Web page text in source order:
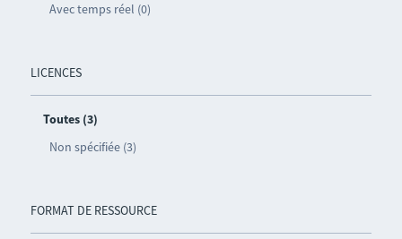
Avec temps réel (0)
LICENCES
Toutes (3)
Non spécifiée (3)
FORMAT DE RESSOURCE